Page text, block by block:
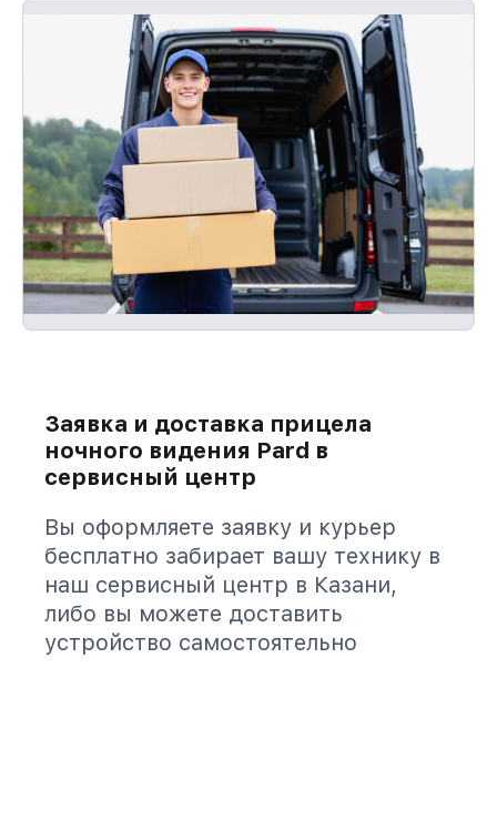
Заявка и доставка прицела
ночного видения Pard в
сервисный центр
Вы оформляете заявку и курьер
бесплатно забирает вашу технику в
наш сервисный центр в Казани,
либо вы можете доставить
устройство самостоятельно